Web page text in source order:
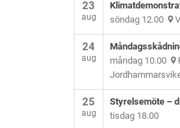
23
aug
söndag 12.00
24
aug
måndag 10.00
25
aug
Styrelsemöte –
tisdag 18.00